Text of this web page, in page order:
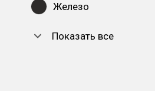
Железо
Показать все